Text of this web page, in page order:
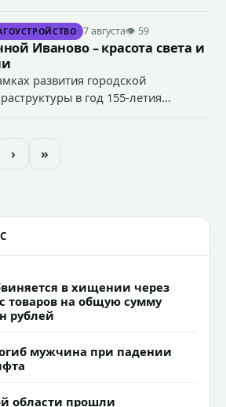
акта на объекте
государственной власти.
2026».
7 августа👁 59
Иваново – красота света и
развития городской
в год 155-летия
подсветки исторических
› »
в хищении через
товаров на общую сумму
рублей
мужчина при падении
области прошли